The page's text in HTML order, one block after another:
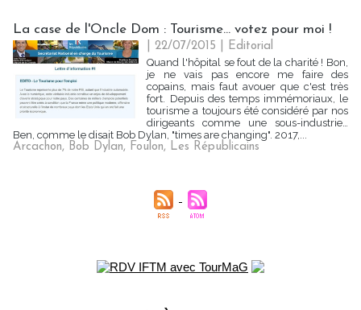
La case de l'Oncle Dom : Tourisme... votez pour moi !
| 22/07/2015
Editorial
Quand l'hôpital se fout de la charité ! Bon,
je ne vais pas encore me faire des
copains, mais faut avouer que c'est très
fort. Depuis des temps immémoriaux, le
tourisme a toujours été considéré par nos
dirigeants comme une sous-industrie…
Ben, comme le disait Bob Dylan, "times are changing". 2017,...
Arcachon, Bob Dylan, Foulon, Les Républicains